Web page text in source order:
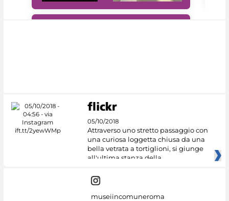
05/10/2018
Attraverso uno stretto passaggio con
una curiosa loggetta chiusa da una
bella vetrata a tortiglioni, si giunge
all'ultima stanza della
museiincomuneroma